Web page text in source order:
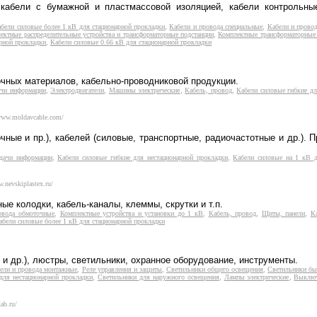
с бумажной и пластмассовой изоляцией, кабели
силовые более 1 кВ для стационарной прокладки ,Кабели и провода специальные
Кабели и
распределительные устройства и трансформаторные подстанции,Комплектные трансформаторные
прокладки Кабели силовые 0.66 кВ для стационарной прокладки
материалов, кабельно-проводниковой продукции.
информации,Электродвигатели, Машины электрические,Кабель, провод,Кабели силовые гибкие
и пр.), кабелей (силовые, транспортные, радиочастотные и др.).
информации,Кабели силовые гибкие для нестационарной прокладки,Кабели силовые на 1 кВ
колодки, кабель-каналы, клеммы, скрутки и т.п.
обмоточные Комплектные устройства и установки до 1 кВ Кабель, провод Щиты, панели
силовые более 1 кВ для стационарной прокладки
др.), люстры, светильники, охранное оборудование, инструменты.
и провода монтажные Реле управления и защиты Светильники общего освещения ,Светильники
нестационарной прокладки
Светильники для наружного освещения Лампы электрические ,